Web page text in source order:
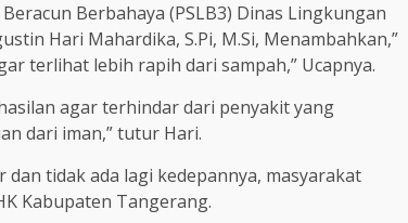
Berbahaya (PSLB3) Dinas Lingkungan
Hari Mahardika, S.Pi, M.Si, Menambahkan,”
terlihat lebih rapih dari sampah,” Ucapnya.
agar terhindar dari penyakit yang
dari iman,” tutur Hari.
tidak ada lagi kedepannya, masyarakat
Kabupaten Tangerang.